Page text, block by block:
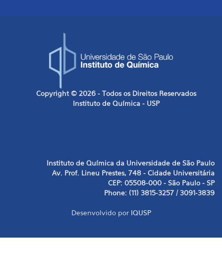
Copyright © 2026 - Todos os Direitos Reservados
Instituto de Química - USP
Instituto de Química da Universidade de São Paulo
Av. Prof. Lineu Prestes, 748 - Cidade Universitária
CEP: 05508-000 - São Paulo - SP
Phone: (11) 3815-3257 / 3091-3839
Desenvolvido por IQUSP